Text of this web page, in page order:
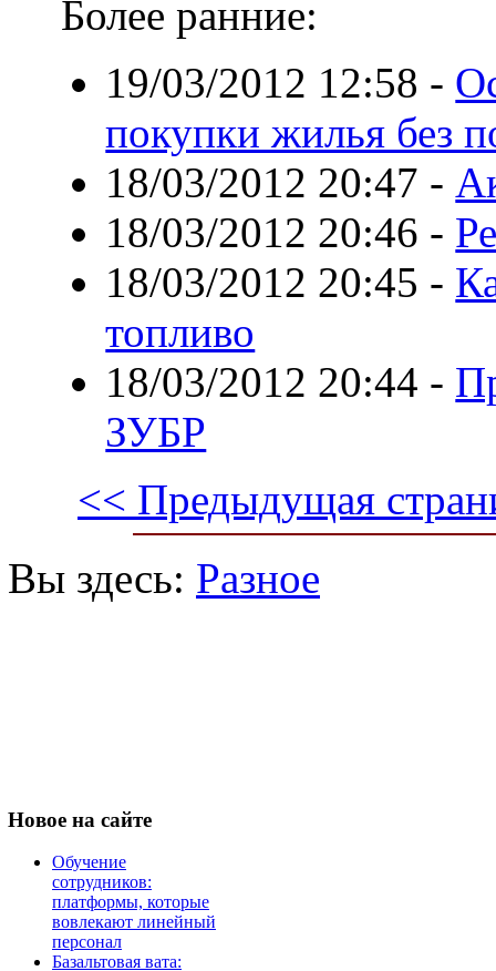
Более ранние:
19/03/2012 12:58 -
покупки жилья без
18/03/2012 20:47 -
18/03/2012 20:46 -
18/03/2012 20:45 -
топливо
18/03/2012 20:44 -
ЗУБР
<< Предыдущая
Вы здесь: Разное
Новое на сайте
Обучение
сотрудников:
платформы, которые
вовлекают линейный
персонал
Базальтовая вата: